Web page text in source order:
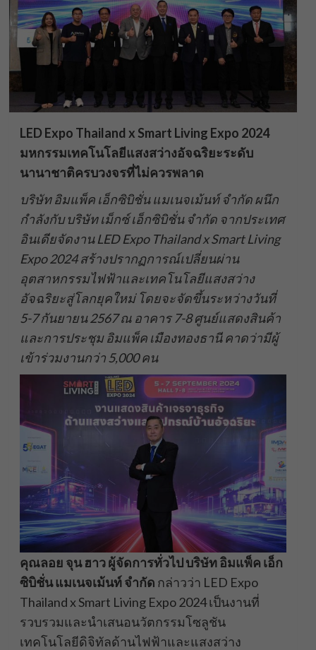
LED Expo Thailand x Smart Living Expo 2024
มหกรรมเทคโนโลยีแสงสว่างอัจฉริยะระดับ
นานาชาติครบวงจรที่ไม่ควรพลาด
บริษัท อิมแพ็ค เอ็กซิบิชั่น แมเนจเม้นท์ จำกัด ผนึก
กำลังกับบริษัท เม็กซ์ เอ็กซิบิชั่น จำกัด จากประเทศ
อินเดียจัดงานLED Expo Thailand x Smart Living
Expo 2024 สร้างปรากฏการณ์เปลี่ยนผ่าน
อุตสาหกรรมไฟฟ้าและเทคโนโลยีแสงสว่าง
อัจฉริยะสู่โลกยุคใหม่ โดยจะจัดขึ้นระหว่างวันที่
5-7 กันยายน 2567 ณ อาคาร 7-8 ศูนย์แสดงสินค้า
และการประชุม อิมแพ็ค เมืองทองธานี คาดว่ามีผู้
เข้าร่วมงานกว่า 5,000 คน
คุณลอย จุน ฮาว ผู้จัดการทั่วไป บริษัท อิมแพ็ค เอ็ก
ซิบิชั่น แมเนจเม้นท์ จำกัด กล่าวว่า LED Expo
Thailand x Smart Living Expo 2024 เป็นงานที่
รวบรวมและนำเสนอนวัตกรรมโซลูชัน
เทคโนโลยีดิจิทัลด้านไฟฟ้าและแสงสว่าง